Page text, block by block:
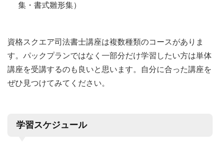
集・書式雛形集）
資格スクエア司法書士講座は複数種類のコースがありま
す。パックプランではなく一部分だけ学習したい方は単体
講座を受講するのも良いと思います。自分に合った講座を
ぜひ見つけてみてください。
学習スケジュール